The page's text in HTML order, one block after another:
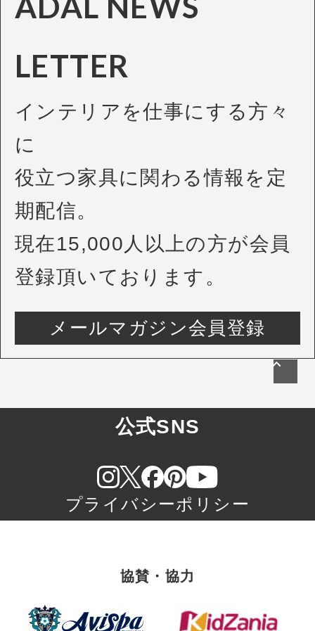
LETTER
インテリアを仕事にする方々
に
役立つ家具に関わる情報を定
期配信。
現在15,000人以上の方が会員
登録頂いております。
メールマガジン会員登録
公式SNS
プライバシーポリシー
協賛・協力